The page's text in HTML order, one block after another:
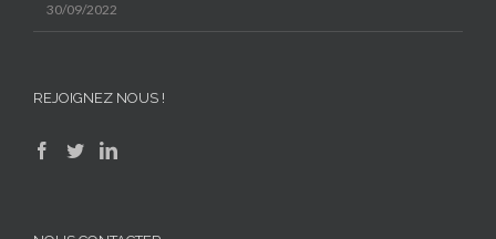
30/09/2022
REJOIGNEZ NOUS !